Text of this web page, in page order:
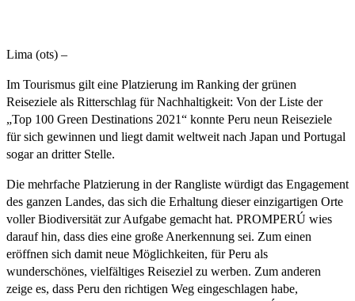
Lima (ots) –
Im Tourismus gilt eine Platzierung im Ranking der grünen
Reiseziele als Ritterschlag für Nachhaltigkeit: Von der Liste der
„Top 100 Green Destinations 2021“ konnte Peru neun Reiseziele
für sich gewinnen und liegt damit weltweit nach Japan und Portugal
sogar an dritter Stelle.
Die mehrfache Platzierung in der Rangliste würdigt das Engagement
des ganzen Landes, das sich die Erhaltung dieser einzigartigen Orte
voller Biodiversität zur Aufgabe gemacht hat. PROMPERÚ wies
darauf hin, dass dies eine große Anerkennung sei. Zum einen
eröffnen sich damit neue Möglichkeiten, für Peru als
wunderschönes, vielfältiges Reiseziel zu werben. Zum anderen
zeige es, dass Peru den richtigen Weg eingeschlagen habe,